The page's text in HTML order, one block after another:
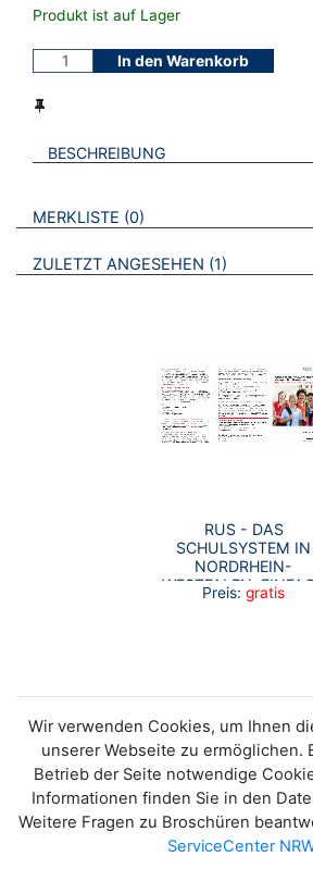
Produkt ist auf Lager
In den Warenkorb
BESCHREIBUNG
VERWEISE AUF VERMERKTE- ODER
MERKLISTE 0 BROSCHÜREN
ZULETZT ANGESEHEN 1
RUS - DAS
SCHULSYSTEM IN
NORDRHEIN-
WESTFALEN.
UND SCHNELL
Preis: gratis
Wir verwenden Cookies, um Ihnen
unserer Webseite zu ermöglichen.
Betrieb der Seite notwendige
Informationen finden Sie in den
Weitere Fragen zu Broschüren
ServiceCenter